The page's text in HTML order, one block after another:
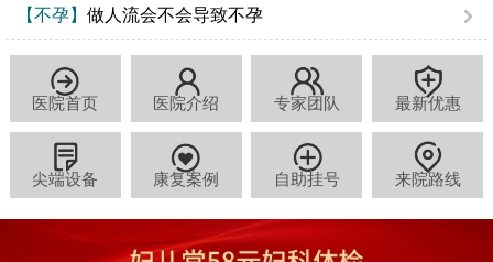
【不孕】 做人流会不会导致不孕
医院首页 医院介绍 专家团队 最新优惠
尖端设备 康复案例 自助挂号 来院路线